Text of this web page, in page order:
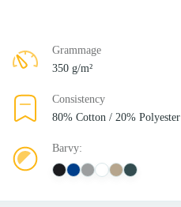
Grammage
350 g/m²
Consistency
80% Cotton / 20% Polyester
Barvy: